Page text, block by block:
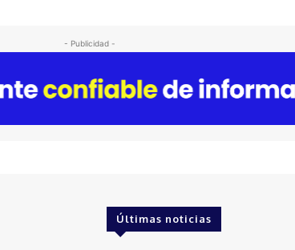
- Publicidad -
Últimas noticias